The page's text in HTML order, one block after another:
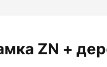
ZN +